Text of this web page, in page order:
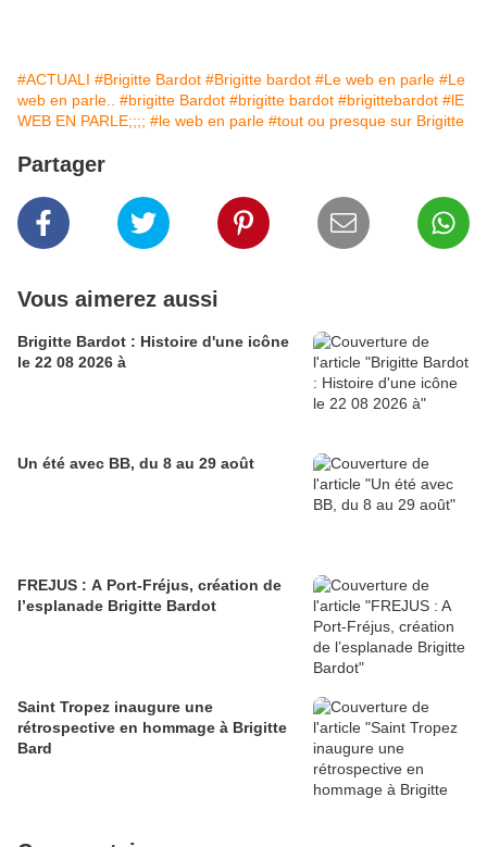
#ACTUALI #Brigitte Bardot #Brigitte bardot #Le web en parle #Le
web en parle..
#brigitte Bardot #brigitte bardot #brigittebardot #lE
WEB EN PARLE;;;; #le web en parle #tout ou presque sur Brigitte
Partager
Vous aimerez aussi
Brigitte Bardot : Histoire d'une icône
le 22 08 2026 à
Un été avec BB, du 8 au 29 août
FREJUS : A Port-Fréjus, création de
l’esplanade Brigitte Bardot
Saint Tropez inaugure une
rétrospective en hommage à Brigitte
Bard